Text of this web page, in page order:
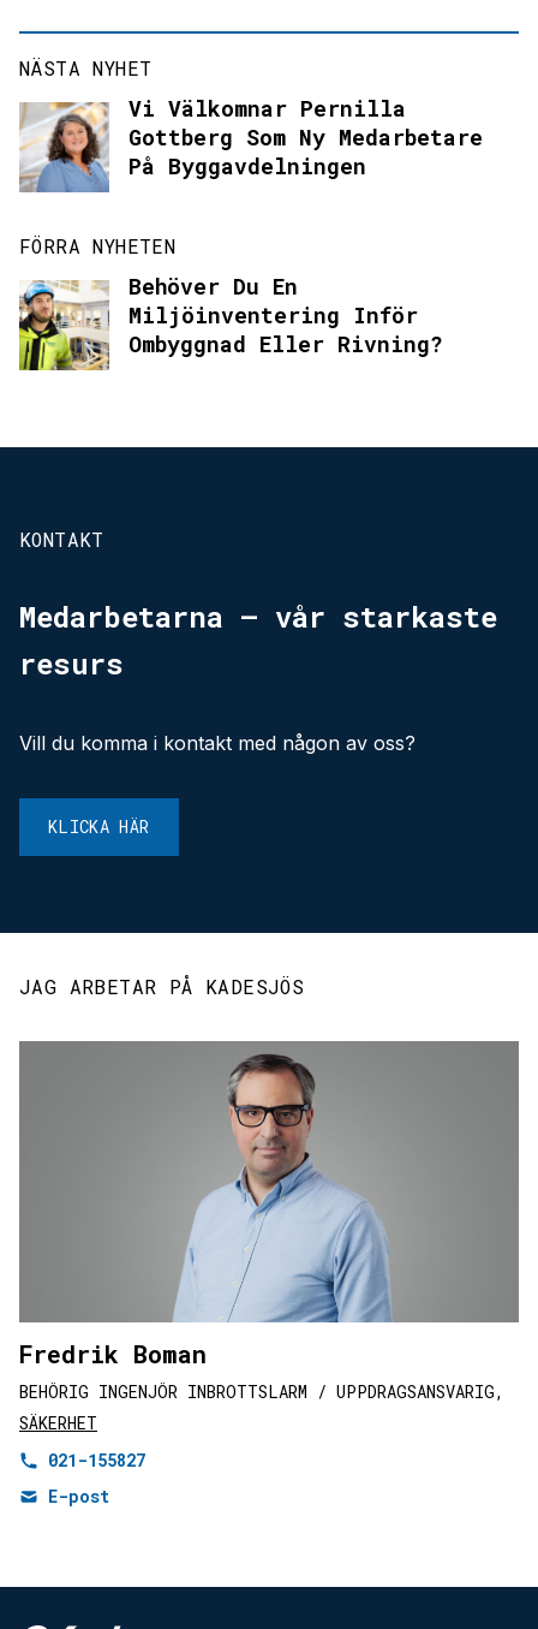
NÄSTA NYHET
Vi Välkomnar Pernilla
Gottberg Som Ny Medarbetare
På Byggavdelningen
FÖRRA NYHETEN
Behöver Du En
Miljöinventering Inför
Ombyggnad Eller Rivning?
KONTAKT
Medarbetarna – vår starkaste
resurs
Vill du komma i kontakt med någon av oss?
KLICKA HÄR
JAG ARBETAR PÅ KADESJÖS
Fredrik Boman
BEHÖRIG INGENJÖR INBROTTSLARM / UPPDRAGSANSVARIG,
SÄKERHET
021-155827
E-post